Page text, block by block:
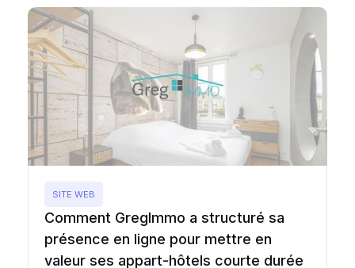
SITE WEB
Comment GregImmo a structuré sa
présence en ligne pour mettre en
valeur ses appart-hôtels courte durée